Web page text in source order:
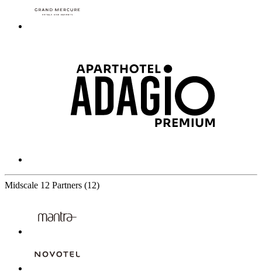
Midscale 12 Partners (12)